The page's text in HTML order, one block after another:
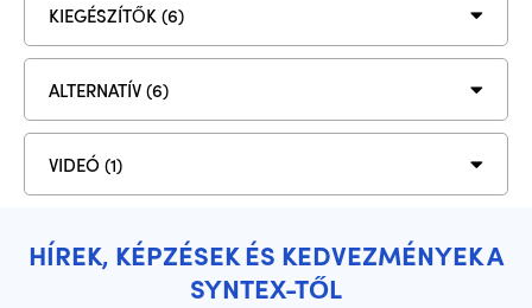
KIEGÉSZÍTŐK (6)
ALTERNATÍV (6)
VIDEÓ (1)
HÍREK, KÉPZÉSEK ÉS KEDVEZMÉNYEK A
SYNTEX-TŐL